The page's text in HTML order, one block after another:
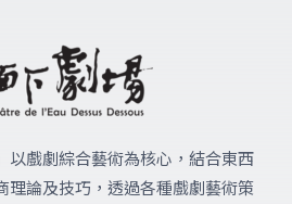
以戲劇綜合藝術為核心，結合東西
理論及技巧，透過各種戲劇藝術策